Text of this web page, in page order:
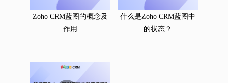
Zoho CRM蓝图的概念及
作用
什么是Zoho CRM蓝图中
的状态？